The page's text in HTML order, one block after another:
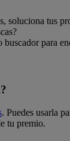
soluciona tus
para
. Puedes usarla
tu premio.